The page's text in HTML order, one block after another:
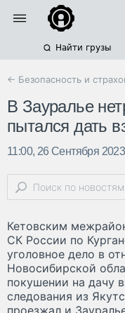
Найти грузы
← Безопасность и
В Зауралье
пытался дать
11:00, 26 Сентября 2023
Кетовским
СК России по
уголовное дело в
Новосибирской
покушении на дачу
следования из